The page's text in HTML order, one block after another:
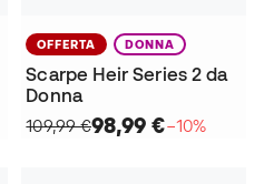
OFFERTA DONNA
Scarpe Heir Series 2 da
Donna
109,99 €98,99 €−10%